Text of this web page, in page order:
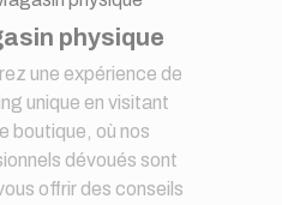
physique
une expérience de
unique en visitant
boutique, où nos
dévoués sont
offrir des conseils